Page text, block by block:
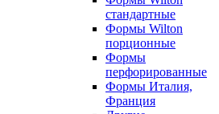
стандартные
Формы Wilton
порционные
Формы
перфорированные
Формы Италия,
Франция